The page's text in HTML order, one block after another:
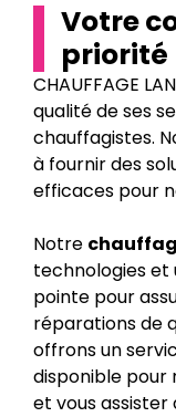
Votre
priorité
CHAUFFAGE
qualité de ses
chauffagistes.
à fournir des
efficaces pour
Notre
technologies et
pointe pour
réparations de
offrons un
disponible pour
et vous assister